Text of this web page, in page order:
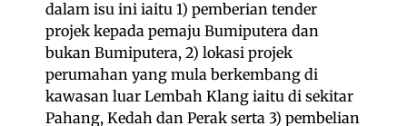
dalam isu ini iaitu 1) pemberian tender
projek kepada pemaju Bumiputera dan
bukan Bumiputera, 2) lokasi projek
perumahan yang mula berkembang di
kawasan luar Lembah Klang iaitu di sekitar
Pahang, Kedah dan Perak serta 3) pembelian